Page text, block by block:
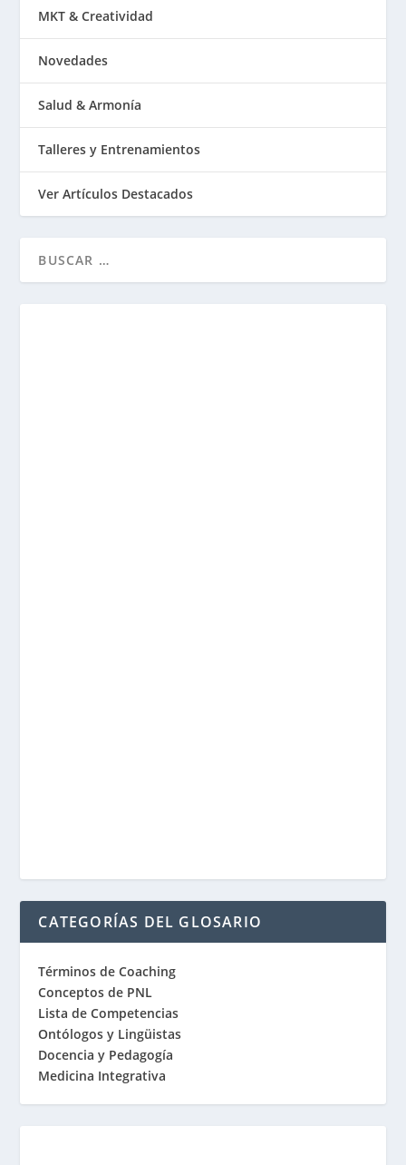
MKT & Creatividad
Novedades
Salud & Armonía
Talleres y Entrenamientos
Ver Artículos Destacados
CATEGORÍAS DEL GLOSARIO
Términos de Coaching
Conceptos de PNL
Lista de Competencias
Ontólogos y Lingüistas
Docencia y Pedagogía
Medicina Integrativa